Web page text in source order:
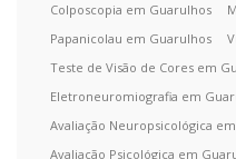
Colposcopia em Guarulhos
Papanicolau em Guarulhos
Teste de Visão de Cores em
Eletroneuromiografia em
Avaliação Neuropsicológica
Avaliação Psicológica em